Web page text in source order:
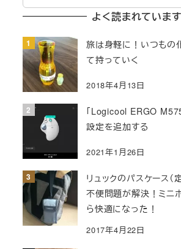
索
よく読まれています
旅は身軽に！いつもの
て持っていく
2018年4月13日
「Logicool ERGO
設定を追加する
2021年1月26日
リュックのパスケース（
不便問題が解決！ミニ
ら快適になった！
2017年4月22日